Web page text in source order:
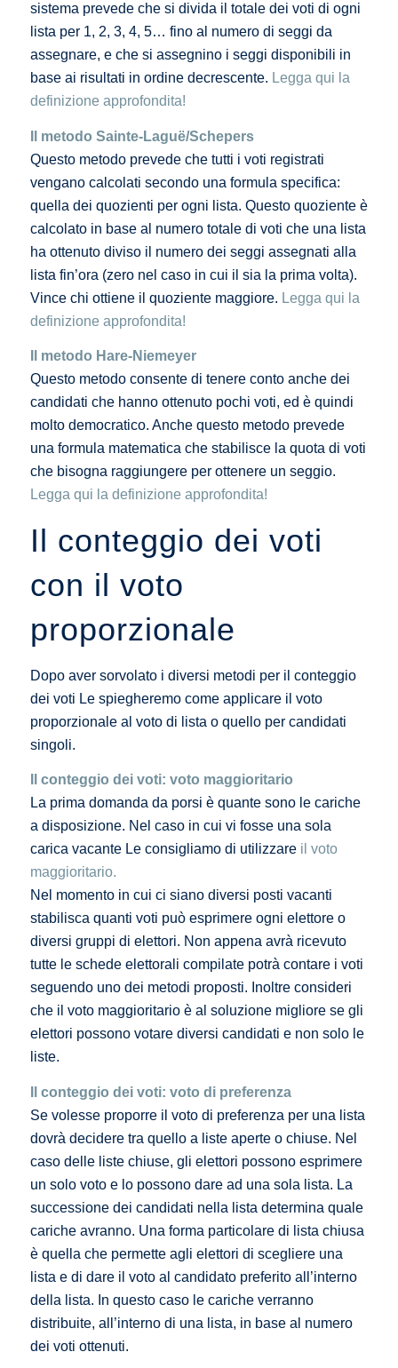
sistema prevede che si divida il totale dei voti di ogni
lista per 1, 2, 3, 4, 5… fino al numero di seggi da
assegnare, e che si assegnino i seggi disponibili in
base ai risultati in ordine decrescente. Legga qui la
definizione approfondita!
Il metodo Sainte-Laguë/Schepers
Questo metodo prevede che tutti i voti registrati
vengano calcolati secondo una formula specifica:
quella dei quozienti per ogni lista. Questo quoziente è
calcolato in base al numero totale di voti che una lista
ha ottenuto diviso il numero dei seggi assegnati alla
lista fin’ora (zero nel caso in cui il sia la prima volta).
Vince chi ottiene il quoziente maggiore. Legga qui la
definizione approfondita!
Il metodo Hare-Niemeyer
Questo metodo consente di tenere conto anche dei
candidati che hanno ottenuto pochi voti, ed è quindi
molto democratico. Anche questo metodo prevede
una formula matematica che stabilisce la quota di voti
che bisogna raggiungere per ottenere un seggio.
Legga qui la definizione approfondita!
Il conteggio dei voti
con il voto
proporzionale
Dopo aver sorvolato i diversi metodi per il conteggio
dei voti Le spiegheremo come applicare il voto
proporzionale al voto di lista o quello per candidati
singoli.
Il conteggio dei voti: voto maggioritario
La prima domanda da porsi è quante sono le cariche
a disposizione. Nel caso in cui vi fosse una sola
carica vacante Le consigliamo di utilizzare il voto
maggioritario.
Nel momento in cui ci siano diversi posti vacanti
stabilisca quanti voti può esprimere ogni elettore o
diversi gruppi di elettori. Non appena avrà ricevuto
tutte le schede elettorali compilate potrà contare i voti
seguendo uno dei metodi proposti. Inoltre consideri
che il voto maggioritario è al soluzione migliore se gli
elettori possono votare diversi candidati e non solo le
liste.
Il conteggio dei voti: voto di preferenza
Se volesse proporre il voto di preferenza per una lista
dovrà decidere tra quello a liste aperte o chiuse. Nel
caso delle liste chiuse, gli elettori possono esprimere
un solo voto e lo possono dare ad una sola lista. La
successione dei candidati nella lista determina quale
cariche avranno. Una forma particolare di lista chiusa
è quella che permette agli elettori di scegliere una
lista e di dare il voto al candidato preferito all’interno
della lista. In questo caso le cariche verranno
distribuite, all’interno di una lista, in base al numero
dei voti ottenuti.